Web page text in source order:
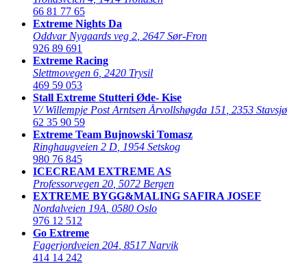
66 81 77 65
Extreme Nights Da
Oddvar Nygaards veg 2 2647 Sør-Fron
926 89 691
Extreme Racing
Slettmovegen 6 2420 Trysil
469 59 053
Stall Extreme Stutteri Øde- Kise
V/ Willempje Post Arntsen Årvollshøgda 151 2353 Stavsjø
62 35 90 59
Extreme Team Bujnowski Tomasz
Ringhaugveien 2 D 1954 Setskog
980 76 845
ICECREAM EXTREME AS
Professorvegen 20 5072 Bergen
EXTREME BYGG&MALING SAFIRA JOSEF
Nordalveien 19A 0580 Oslo
976 12 512
Go Extreme
Fagerjordveien 204 8517 Narvik
414 14 242